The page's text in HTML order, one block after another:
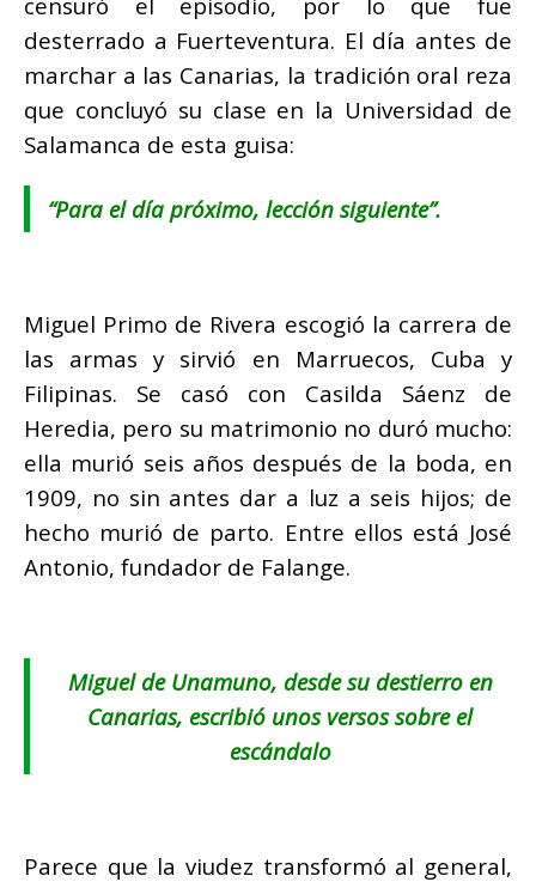
desterrado a Fuerteventura. El día antes de
marchar a las Canarias, la tradición oral reza
que concluyó su clase en la Universidad de
Salamanca de esta guisa:
“Para el día próximo, lección siguiente”.
Miguel Primo de Rivera escogió la carrera de
las armas y sirvió en Marruecos, Cuba y
Filipinas. Se casó con Casilda Sáenz de
Heredia, pero su matrimonio no duró mucho:
ella murió seis años después de la boda, en
1909, no sin antes dar a luz a seis hijos; de
hecho murió de parto. Entre ellos está José
Antonio, fundador de Falange.
Miguel de Unamuno, desde su destierro en
Canarias, escribió unos versos sobre el
escándalo
Parece que la viudez transformó al general,